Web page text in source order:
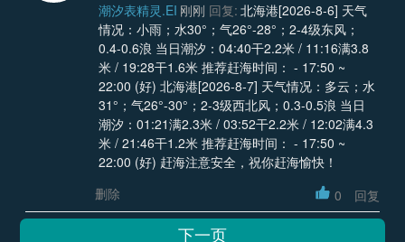
潮汐表精灵.EI 刚刚 回复: 北海港[2026-8-6] 天气
情况：小雨；水30°；气26°-28°；2-4级东风；
0.4-0.6浪 当日潮汐：04:40干2.2米 / 11:16满3.8
米 / 19:28干1.6米 推荐赶海时间： - 17:50 ~
22:00 (好) 北海港[2026-8-7] 天气情况：多云；水
31°；气26°-30°；2-3级西北风；0.3-0.5浪 当日
潮汐：01:21满2.3米 / 03:52干2.2米 / 12:02满4.3
米 / 21:46干1.2米 推荐赶海时间： - 17:50 ~
22:00 (好) 赶海注意安全，祝你赶海愉快！
删除
0 回复